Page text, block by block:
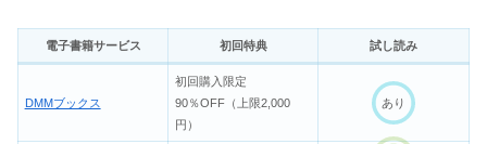
電子書籍サービス 初回特典 試し読み
DMMブックス
初回購入限定
90％OFF（上限2,000
円）
あり